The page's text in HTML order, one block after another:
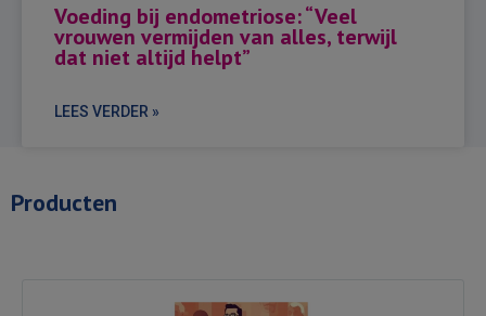
Voeding bij endometriose: “Veel
vrouwen vermijden van alles, terwijl
dat niet altijd helpt”
LEES VERDER »
Producten